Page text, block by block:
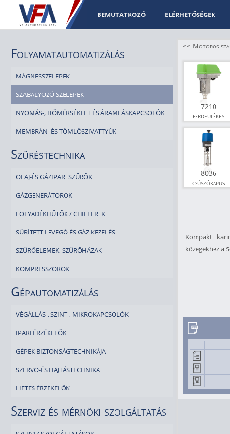
BEMUTATKOZÓ ELÉRHETŐSÉGEK
Folyamatautomatizálás
MÁGNESSZELEPEK
SZABÁLYOZÓ SZELEPEK
NYOMÁS-, HŐMÉRSÉKLET ÉS ÁRAMLÁSKAPCSOLÓK
MEMBRÁN- ÉS TÖMLŐSZIVATTYÚK
Szűréstechnika
OLAJ-ÉS GÁZIPARI SZŰRŐK
GÁZGENERÁTOROK
FOLYADÉKHŰTŐK / CHILLEREK
SŰRÍTETT LEVEGŐ ÉS GÁZ KEZELÉS
SZŰRŐELEMEK, SZŰRŐHÁZAK
KOMPRESSZOROK
Gépautomatizálás
VÉGÁLLÁS-, SZINT-, MIKROKAPCSOLÓK
IPARI ÉRZÉKELŐK
GÉPEK BIZTONSÁGTECHNIKÁJA
SZERVO-ÉS HAJTÁSTECHNIKA
LIFTES ÉRZÉKELŐK
Szerviz és mérnöki szolgáltatás
<< Motoros
7210
ferdeülékes
8036
csúszókapus
Kompakt
közegekhez a